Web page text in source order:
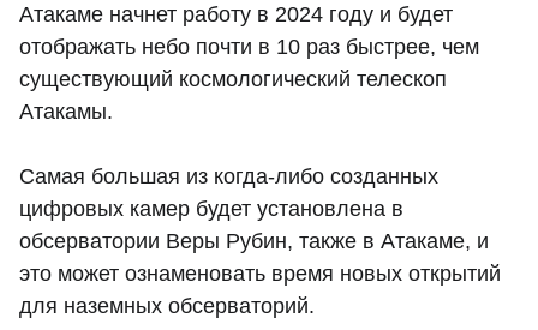
Атакаме начнет работу в 2024 году и будет
отображать небо почти в 10 раз быстрее, чем
существующий космологический телескоп
Атакамы.
Самая большая из когда-либо созданных
цифровых камер будет установлена ​​в
обсерватории Веры Рубин, также в Атакаме, и
это может ознаменовать время новых открытий
для наземных обсерваторий.